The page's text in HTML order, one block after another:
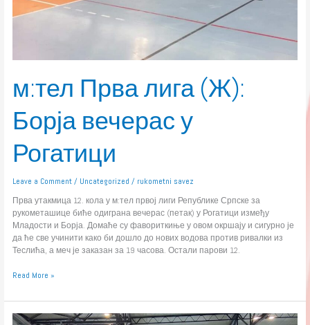
м:тел Прва лига (Ж):
Борја вечерас у
Рогатици
Leave a Comment / Uncategorized / rukometni savez
Прва утакмица 12. кола у м:тел првој лиги Републике Српске за
рукометашице биће одиграна вечерас (петак) у Рогатици између
Младости и Борја. Домаће су фавориткиње у овом окршају и сигурно је
да ће све учинити како би дошло до нових водова против ривалки из
Теслића, а меч је заказан за 19 часова. Остали парови 12.
Read More »
м:тел